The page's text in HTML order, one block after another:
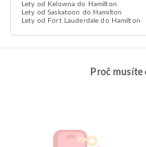
Lety od Kelowna do Hamilton
Lety od Saskatoon do Hamilton
Lety od Fort Lauderdale do Hamilton
Proč musíte